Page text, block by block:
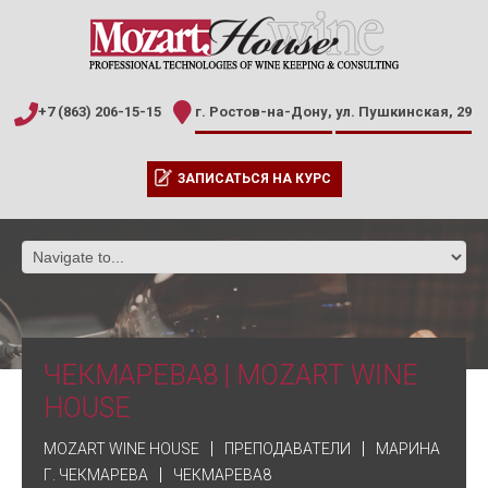
+7 (863) 206-15-15 г. Ростов-на-Дону, ул. Пушкинская, 29
ЗАПИСАТЬСЯ НА КУРС
ЧЕКМАРЕВА8 | MOZART WINE
HOUSE
MOZART WINE HOUSE ПРЕПОДАВАТЕЛИ
МАРИНА
Г. ЧЕКМАРЕВА
ЧЕКМАРЕВА8